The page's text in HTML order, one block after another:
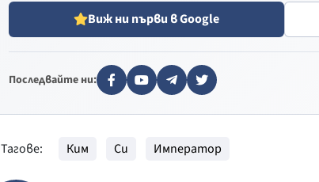
Виж ни първи в Google
Последвайте ни:
Тагове: Ким Си Император